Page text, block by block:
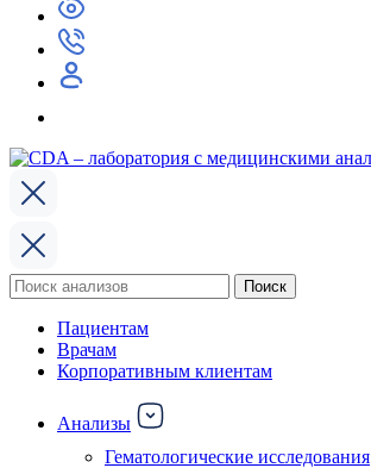
Поиск
по:
Поиск
Пациентам
Врачам
Корпоративным клиентам
Анализы
Гематологические исследования